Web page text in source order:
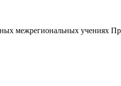
межрегиональных учениях Пр